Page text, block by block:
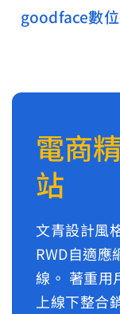
goodface數
電商
站
文青設計風
RWD自適
線。 著重用
上線下整合